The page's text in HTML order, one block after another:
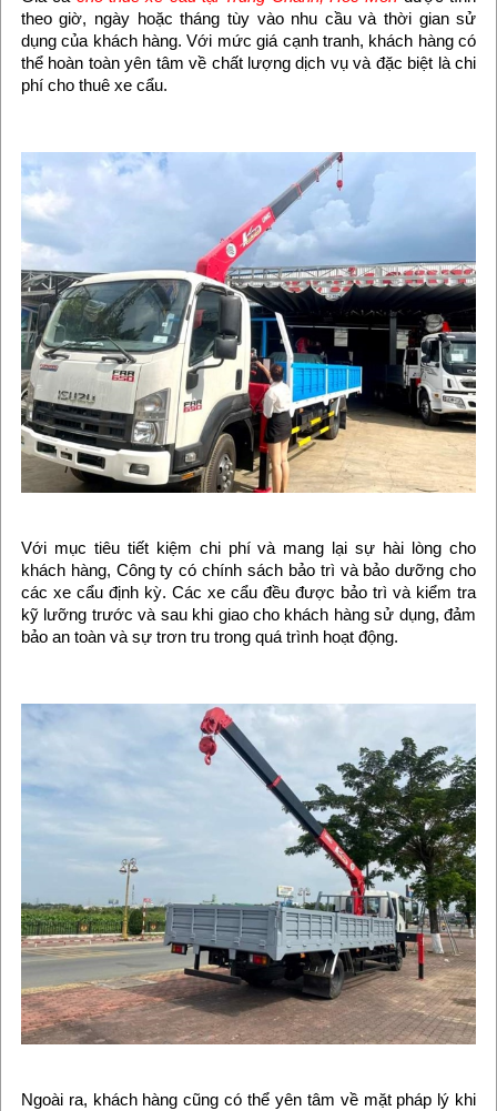
theo giờ, ngày hoặc tháng tùy vào nhu cầu và thời gian sử
dụng của khách hàng. Với mức giá cạnh tranh, khách hàng có
thể hoàn toàn yên tâm về chất lượng dịch vụ và đặc biệt là chi
phí cho thuê xe cẩu.
Với mục tiêu tiết kiệm chi phí và mang lại sự hài lòng cho
khách hàng, Công ty có chính sách bảo trì và bảo dưỡng cho
các xe cẩu định kỳ. Các xe cẩu đều được bảo trì và kiểm tra
kỹ lưỡng trước và sau khi giao cho khách hàng sử dụng, đảm
bảo an toàn và sự trơn tru trong quá trình hoạt động.
Ngoài ra, khách hàng cũng có thể yên tâm về mặt pháp lý khi